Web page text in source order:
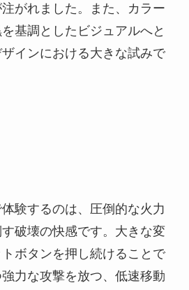
がれました。また、カラー
基調としたビジュアルへと
インにおける大きな試みで
験するのは、圧倒的な火力
破壊の快感です。大きな変
ボタンを押し続けることで
力な攻撃を放つ、低速移動